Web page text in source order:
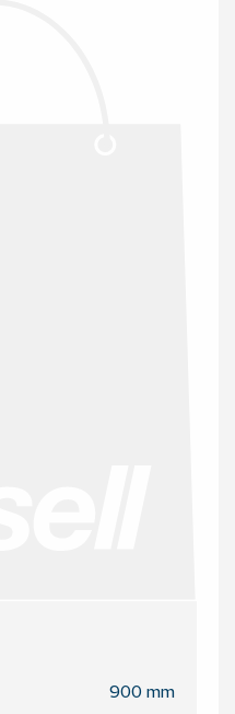
900 mm